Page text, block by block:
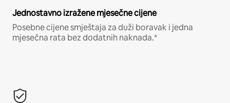
Jednostavno izražene mjesečne cijene
Posebne cijene smještaja za duži boravak i jedna
mjesečna rata bez dodatnih naknada.*